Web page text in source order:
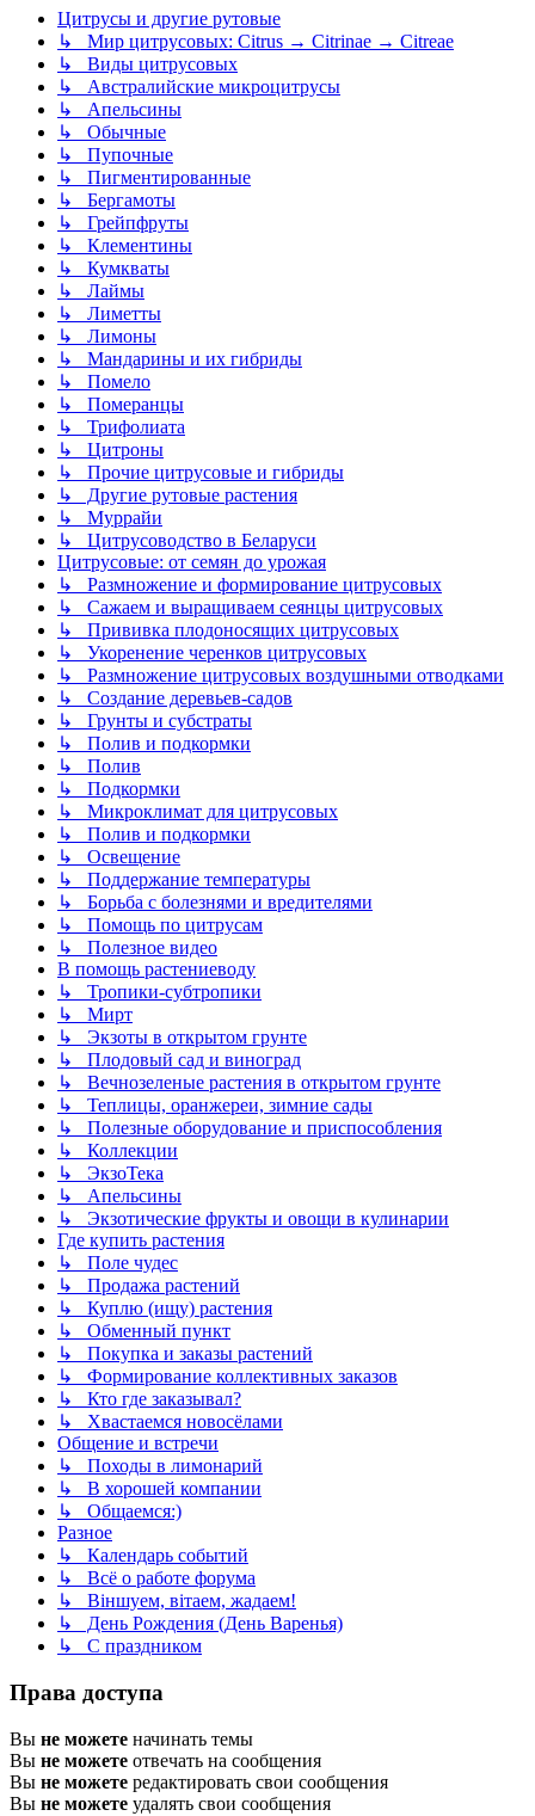
Цитрусы и другие рутовые
↳ Мир цитрусовых: Citrus → Citrinae → Citreae
↳ Виды цитрусовых
↳ Австралийские микроцитрусы
↳ Апельсины
↳ Обычные
↳ Пупочные
↳ Пигментированные
↳ Бергамоты
↳ Грейпфруты
↳ Клементины
↳ Кумкваты
↳ Лаймы
↳ Лиметты
↳ Лимоны
↳ Мандарины и их гибриды
↳ Помело
↳ Померанцы
↳ Трифолиата
↳ Цитроны
↳ Прочие цитрусовые и гибриды
↳ Другие рутовые растения
↳ Муррайи
↳ Цитрусоводство в Беларуси
Цитрусовые: от семян до урожая
↳ Размножение и формирование цитрусовых
↳ Сажаем и выращиваем сеянцы цитрусовых
↳ Прививка плодоносящих цитрусовых
↳ Укоренение черенков цитрусовых
↳ Размножение цитрусовых воздушными отводками
↳ Создание деревьев-садов
↳ Грунты и субстраты
↳ Полив и подкормки
↳ Полив
↳ Подкормки
↳ Микроклимат для цитрусовых
↳ Полив и подкормки
↳ Освещение
↳ Поддержание температуры
↳ Борьба с болезнями и вредителями
↳ Помощь по цитрусам
↳ Полезное видео
В помощь растениеводу
↳ Тропики-субтропики
↳ Мирт
↳ Экзоты в открытом грунте
↳ Плодовый сад и виноград
↳ Вечнозеленые растения в открытом грунте
↳ Теплицы, оранжереи, зимние сады
↳ Полезные оборудование и приспособления
↳ Коллекции
↳ ЭкзоТека
↳ Апельсины
↳ Экзотические фрукты и овощи в кулинарии
Где купить растения
↳ Поле чудес
↳ Продажа растений
↳ Куплю (ищу) растения
↳ Обменный пункт
↳ Покупка и заказы растений
↳ Формирование коллективных заказов
↳ Кто где заказывал?
↳ Хвастаемся новосёлами
Общение и встречи
↳ Походы в лимонарий
↳ В хорошей компании
↳ Общаемся:)
Разное
↳ Календарь событий
↳ Всё о работе форума
↳ Віншуем, вітаем, жадаем!
↳ День Рождения (День Варенья)
↳ С праздником
Права доступа
Вы не можете начинать темы
Вы не можете отвечать на сообщения
Вы не можете редактировать свои сообщения
Вы не можете удалять свои сообщения